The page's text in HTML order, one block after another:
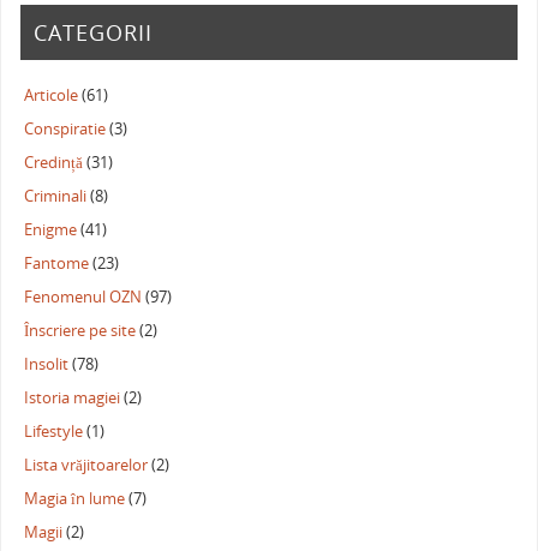
CATEGORII
Articole(61)
Conspiratie(3)
Credință(31)
Criminali(8)
Enigme(41)
Fantome(23)
Fenomenul OZN (97)
Înscriere pe site(2)
Insolit(78)
Istoria magiei(2)
Lifestyle(1)
Lista vrăjitoarelor(2)
Magia în lume(7)
Magii(2)